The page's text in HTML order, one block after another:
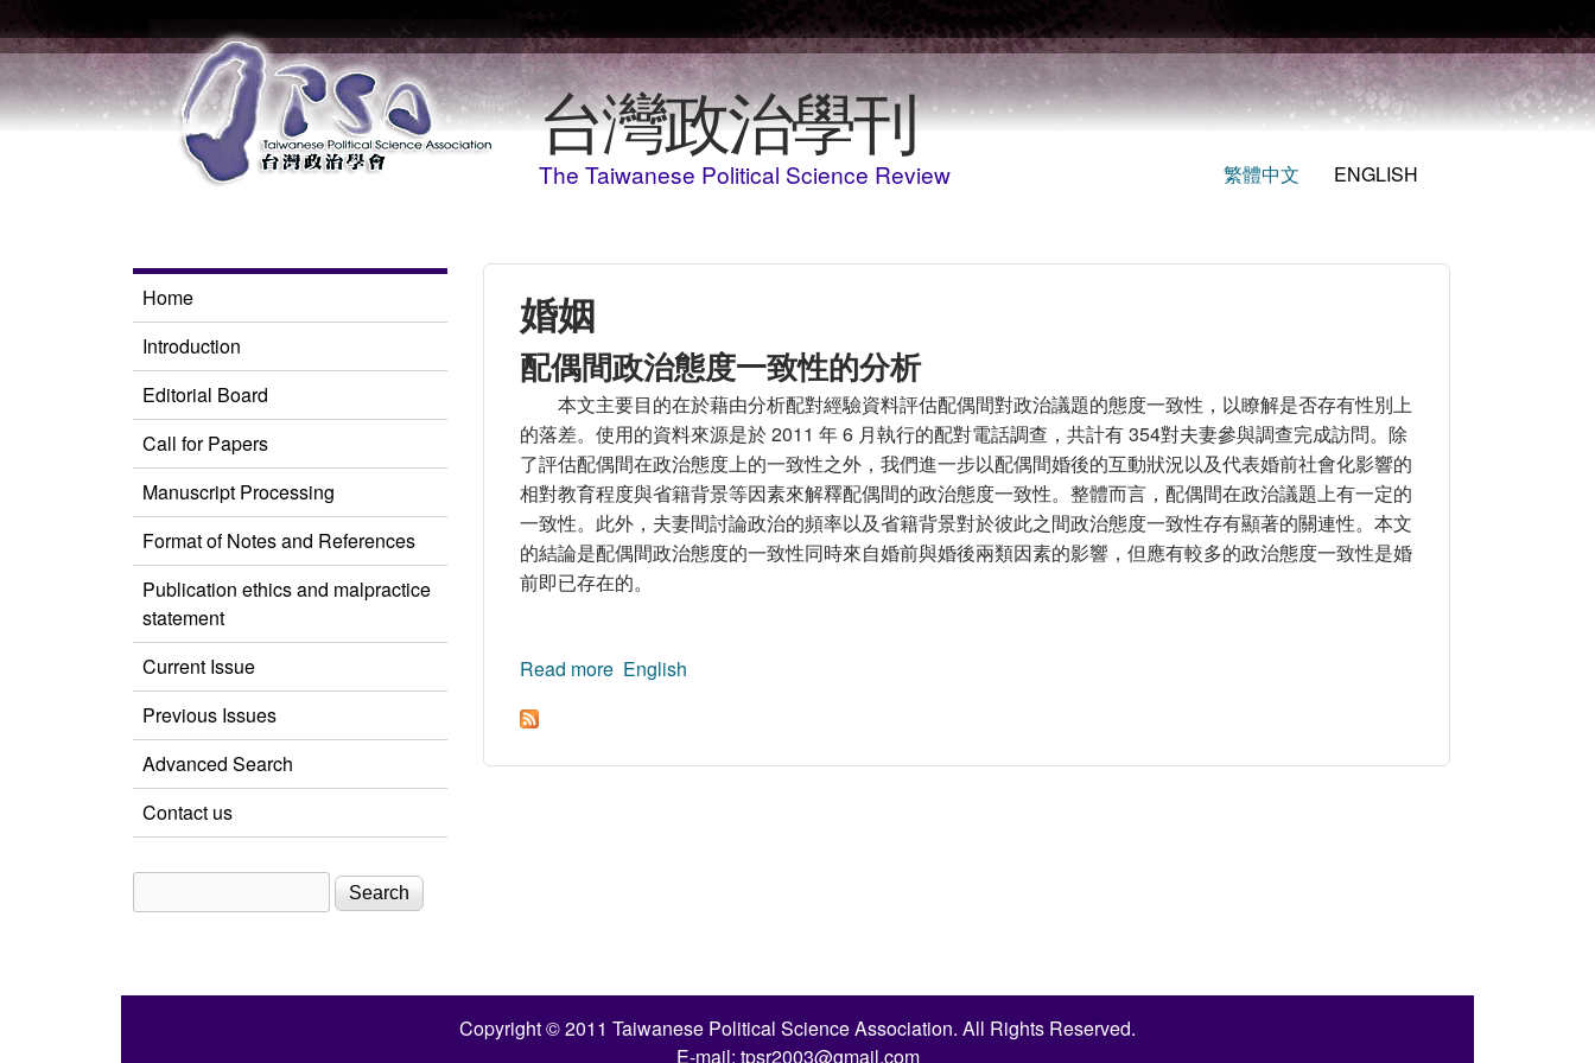
Skip to main content
台灣政治學刊
The Taiwanese Political Science Review 繁體中文 ENGLISH
婚姻
配偶間政治態度一致性的分析
本文主要目的在於藉由分析配對經驗資料評估配偶間對政治議題的態度一致性，以瞭解是否存有性別上
的落差。使用的資料來源是於 2011 年 6 月執行的配對電話調查，共計有 354對夫妻參與調查完成訪問。除
了評估配偶間在政治態度上的一致性之外，我們進一步以配偶間婚後的互動狀況以及代表婚前社會化影響的
相對教育程度與省籍背景等因素來解釋配偶間的政治態度一致性。整體而言，配偶間在政治議題上有一定的
一致性。此外，夫妻間討論政治的頻率以及省籍背景對於彼此之間政治態度一致性存有顯著的關連性。本文
的結論是配偶間政治態度的一致性同時來自婚前與婚後兩類因素的影響，但應有較多的政治態度一致性是婚
前即已存在的。
Read more about 配偶間政治態度一致性的分析
English
Home
Introduction
Editorial Board
Call for Papers
Manuscript Processing
Format of Notes and References
Publication ethics and malpractice
statement
Current Issue
Previous Issues
Advanced Search
Contact us
Search form
Copyright © 2011 Taiwanese Political Science Association. All Rights Reserved.
E-mail: tpsr2003@gmail.com